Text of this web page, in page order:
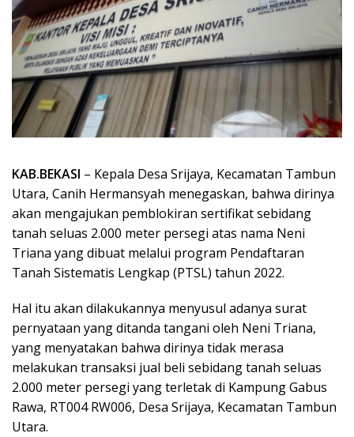
KAB.BEKASI – Kepala Desa Srijaya, Kecamatan Tambun
Utara, Canih Hermansyah menegaskan, bahwa dirinya
akan mengajukan pemblokiran sertifikat sebidang
tanah seluas 2.000 meter persegi atas nama Neni
Triana yang dibuat melalui program Pendaftaran
Tanah Sistematis Lengkap (PTSL) tahun 2022.
Hal itu akan dilakukannya menyusul adanya surat
pernyataan yang ditanda tangani oleh Neni Triana,
yang menyatakan bahwa dirinya tidak merasa
melakukan transaksi jual beli sebidang tanah seluas
2.000 meter persegi yang terletak di Kampung Gabus
Rawa, RT004 RW006, Desa Srijaya, Kecamatan Tambun
Utara.